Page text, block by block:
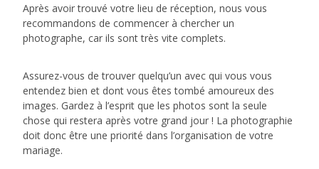
Après avoir trouvé votre lieu de réception, nous vous
recommandons de commencer à chercher un
photographe, car ils sont très vite complets.
Assurez-vous de trouver quelqu’un avec qui vous vous
entendez bien et dont vous êtes tombé amoureux des
images. Gardez à l’esprit que les photos sont la seule
chose qui restera après votre grand jour ! La photographie
doit donc être une priorité dans l’organisation de votre
mariage.